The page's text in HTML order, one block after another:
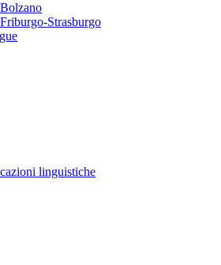
Bolzano
Friburgo-Strasburgo
linguistiche